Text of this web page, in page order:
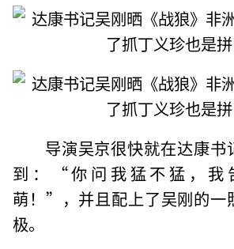
导演吴京很快就在达康书
到：“你问我猛不猛，我
萌！”，并且配上了吴刚的一
极。